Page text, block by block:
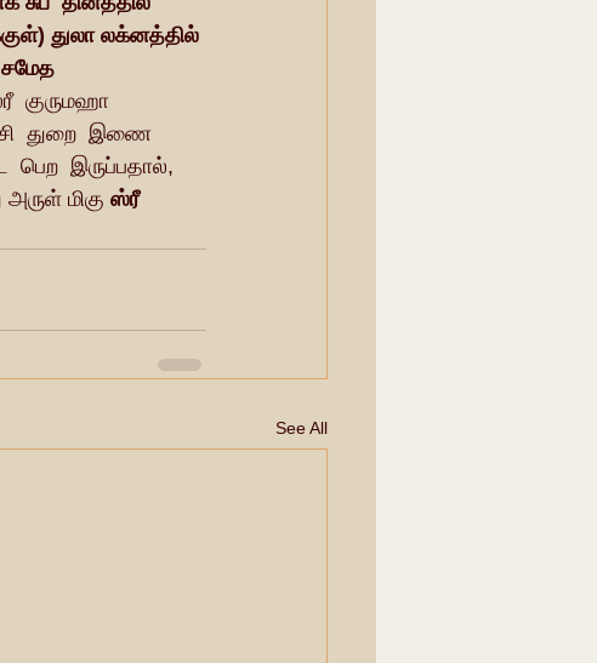
துலா லக்னத்தில்
குருமஹா
துறை  இணை
இருப்பதால்,
மிகு ஸ்ரீ
See All